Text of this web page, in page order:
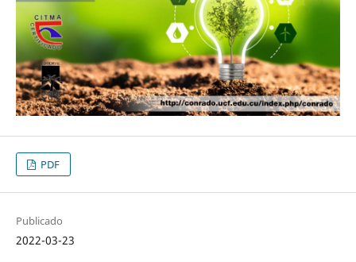
PDF
Publicado
2022-03-23